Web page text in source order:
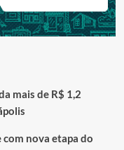
mais de R$ 1,2
nova etapa do